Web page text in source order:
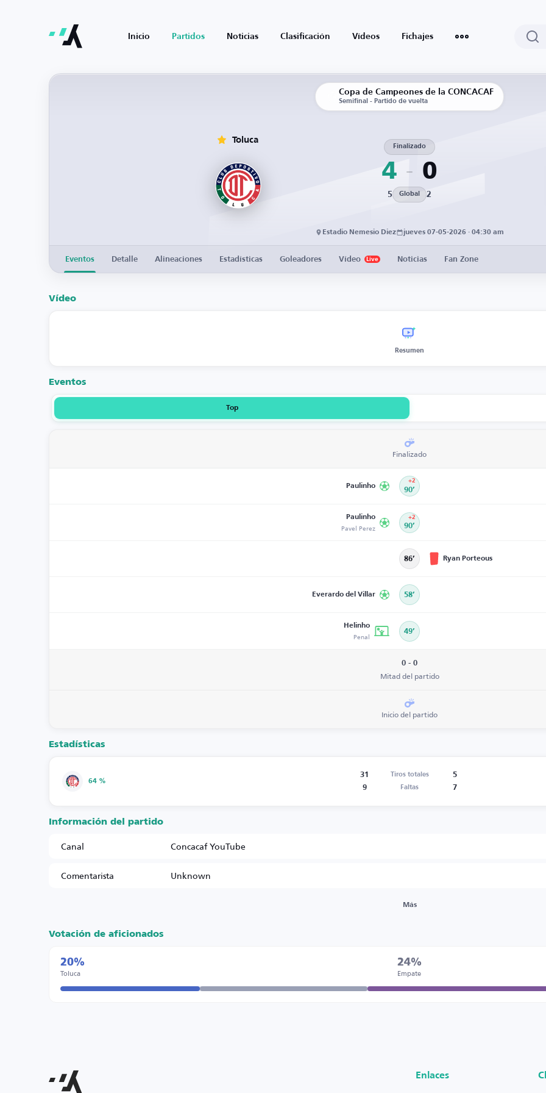
Inicio Partidos Noticias Clasificación Vídeos Fichajes
Copa de Campeones de la CONCACAF
Semifinal - Partido de vuelta
Toluca
4
Finalizado
0
5 Global 2
Estadio Nemesio Diez jueves 07-05-2026 · 04:30 am
Eventos Detalle Alineaciones Estadísticas Goleadores Vídeo Live Noticias Fan Zone
Vídeo
Resumen
Eventos
Top
Finalizado
Paulinho 90’
+2
Paulinho
Pavel Perez 90’
+2
86’ Ryan Porteous
Everardo del Villar 58’
Helinho
Penal 49’
0 - 0
Mitad del partido
Inicio del partido
Estadísticas
64 %
31 Tiros totales
5
9
Faltas 7
Información del partido
Canal
Concacaf YouTube
Comentarista
Unknown
Más
Votación de aficionados
20%
Toluca
24%
Empate
Enlaces